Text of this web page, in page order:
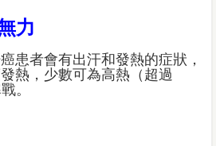
力
患者會有出汗和發熱的症狀，
熱，少數可為高熱（超過
。